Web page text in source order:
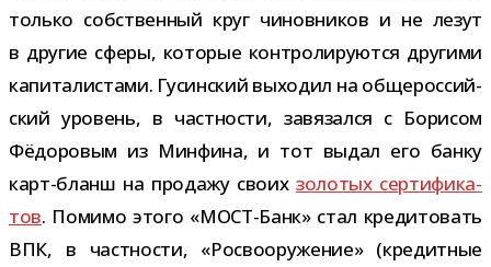
только соб­ствен­ный круг чинов­ни­ков и не лезут
в дру­гие сферы, кото­рые кон­тро­ли­ру­ются дру­гими
капи­та­ли­стами. Гусинский выхо­дил на обще­рос­сий­
ский уро­вень, в част­но­сти, завя­зался с Борисом
Фёдоровым из Минфина, и тот выдал его банку
карт-​бланш на про­дажу своих золо­тых сер­ти­фи­ка­
тов. Помимо этого «МОСТ-​Банк» стал кре­ди­то­вать
ВПК, в част­но­сти, «Росвооружение» (кре­дит­ные